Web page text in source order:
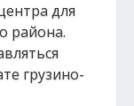
для
района.
грузино-